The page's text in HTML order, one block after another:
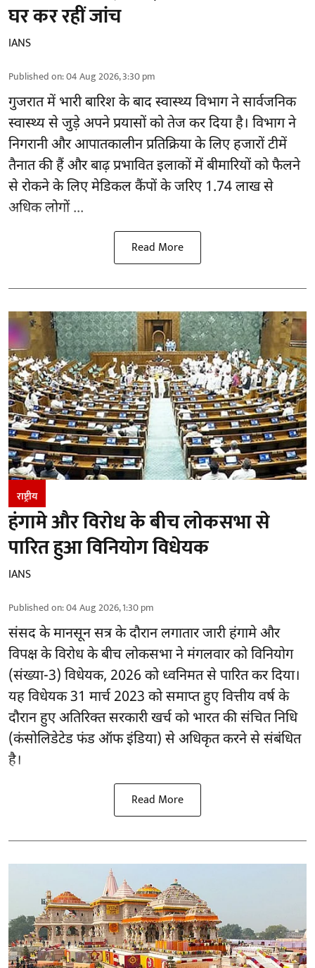
घर कर रहीं जांच
IANS
Published on:04 Aug 2026, 3:30 pm
गुजरातमें भारी बारिश के बाद स्वास्थ्य विभाग ने सार्वजनिक
स्वास्थ्य से जुड़े अपने प्रयासों को तेज कर दिया है। विभाग ने
निगरानी और आपातकालीन प्रतिक्रिया के लिए हजारों टीमें
तैनात की हैं और बाढ़ प्रभावित इलाकों में बीमारियों को फैलने
से रोकने के लिए मेडिकल कैंपों के जरिए 1.74 लाख से
अधिक लोगों ...
Read More
राष्ट्रीय
हंगामे और विरोध के बीच लोकसभा से
पारित हुआ विनियोग विधेयक
IANS
Published on:04 Aug 2026, 1:30 pm
संसद के मानसून सत्र के दौरान लगातार जारी हंगामे और
विपक्ष के विरोध के बीच लोकसभा ने मंगलवार को विनियोग
(संख्या-3) विधेयक, 2026 को ध्वनिमत से पारित कर दिया।
यह विधेयक 31 मार्च 2023 को समाप्त हुए वित्तीय वर्ष के
दौरान हुए अतिरिक्त सरकारी खर्च को भारत की संचित निधि
(कंसोलिडेटेड फंड ऑफ इंडिया) से अधिकृत करने से संबंधित
है।
Read More